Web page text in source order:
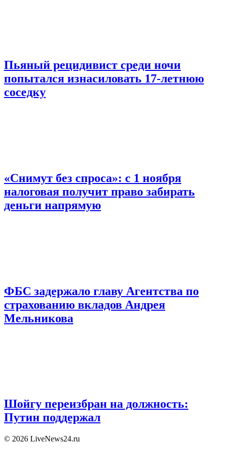
Пьяный рецидивист среди ночи
попытался изнасиловать 17-летнюю
соседку
«Снимут без спроса»: с 1 ноября
налоговая получит право забирать
деньги напрямую
ФБС задержало главу Агентства по
страхованию вкладов Андрея
Мельникова
Шойгу переизбран на должность:
Путин поддержал
© 2026 LiveNews24.ru